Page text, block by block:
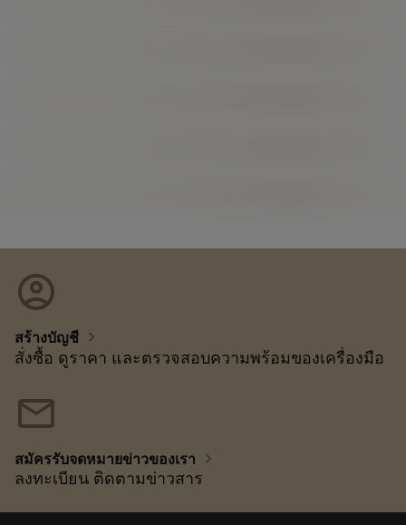
account_circle
สร้างบัญชี chevron_right
สั่งซื้อ ดูราคา และตรวจสอบความพร้อมของเครื่องมือ
mail
สมัครรับจดหมายข่าวของเรา chevron_right
ลงทะเบียน ติดตามข่าวสาร